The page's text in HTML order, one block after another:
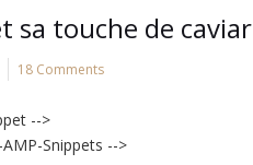
sa touche de caviar
18 Comments
-->
Snippets -->